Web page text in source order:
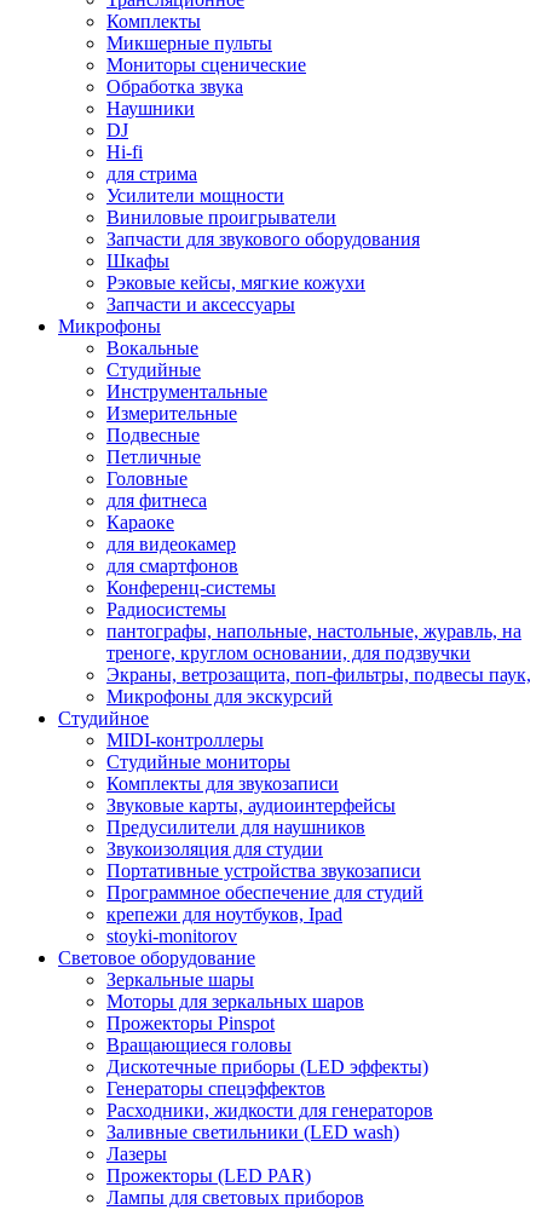
Комплекты
Микшерные пульты
Мониторы сценические
Обработка звука
Наушники
DJ
Hi-fi
для стрима
Усилители мощности
Виниловые проигрыватели
Запчасти для звукового оборудования
Шкафы
Рэковые кейсы, мягкие кожухи
Запчасти и аксессуары
Микрофоны
Вокальные
Студийные
Инструментальные
Измерительные
Подвесные
Петличные
Головные
для фитнеса
Караоке
для видеокамер
для смартфонов
Конференц-системы
Радиосистемы
пантографы, напольные, настольные, журавль, на
треноге, круглом основании, для подзвучки
Экраны, ветрозащита, поп-фильтры, подвесы паук,
Микрофоны для экскурсий
Студийное
MIDI-контроллеры
Студийные мониторы
Комплекты для звукозаписи
Звуковые карты, аудиоинтерфейсы
Предусилители для наушников
Звукоизоляция для студии
Портативные устройства звукозаписи
Программное обеспечение для студий
крепежи для ноутбуков, Ipad
stoyki-monitorov
Световое оборудование
Зеркальные шары
Моторы для зеркальных шаров
Прожекторы Pinspot
Вращающиеся головы
Дискотечные приборы (LED эффекты)
Генераторы спецэффектов
Расходники, жидкости для генераторов
Заливные светильники (LED wash)
Лазеры
Прожекторы (LED PAR)
Лампы для световых приборов